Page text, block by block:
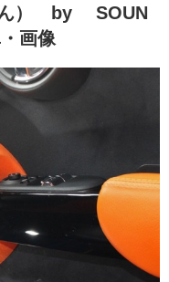
デモカー製作記
カーグッズ新製品情報
ん） by SOUN
画像